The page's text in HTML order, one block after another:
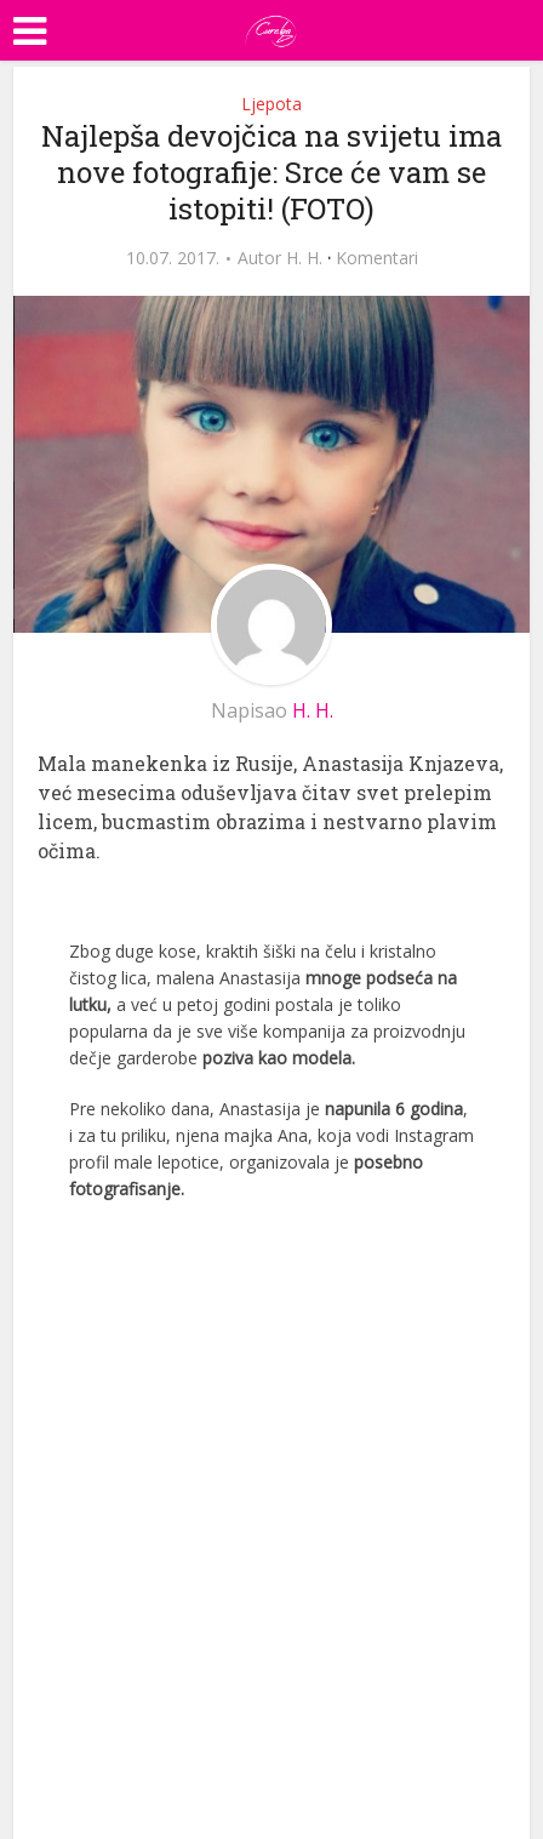
Ljepota
Najlepša devojčica na svijetu ima
nove fotografije: Srce će vam se
istopiti! (FOTO)
10.07. 2017. Autor H. H. · Komentari
Napisao H. H.
Mala manekenka iz Rusije, Anastasija Knjazeva,
već mesecima oduševljava čitav svet prelepim
licem, bucmastim obrazima i nestvarno plavim
očima.
Zbog duge kose, kraktih šiški na čelu i kristalno
čistog lica, malena Anastasija mnoge podseća na
lutku, a već u petoj godini postala je toliko
popularna da je sve više kompanija za proizvodnju
dečje garderobe poziva kao modela.
Pre nekoliko dana, Anastasija je napunila 6 godina,
i za tu priliku, njena majka Ana, koja vodi Instagram
profil male lepotice, organizovala je posebno
fotografisanje.